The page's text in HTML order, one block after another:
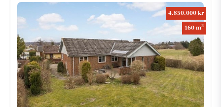
4.850.000 kr
160 m2